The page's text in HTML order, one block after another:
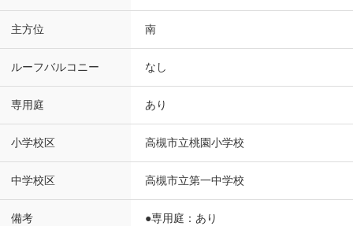
主方位 南
ルーフバルコニー なし
専用庭 あり
小学校区 高槻市立桃園小学校
中学校区 高槻市立第一中学校
備考 ●専用庭：あり